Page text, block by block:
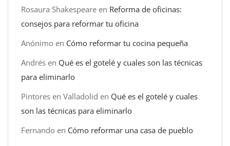
Rosaura Shakespeare en Reforma de oficinas:
consejos para reformar tu oficina
Anónimo en Cómo reformar tu cocina pequeña
Andrés en Qué es el gotelé y cuales son las técnicas
para eliminarlo
Pintores en Valladolid en Qué es el gotelé y cuales
son las técnicas para eliminarlo
Fernando en Cómo reformar una casa de pueblo